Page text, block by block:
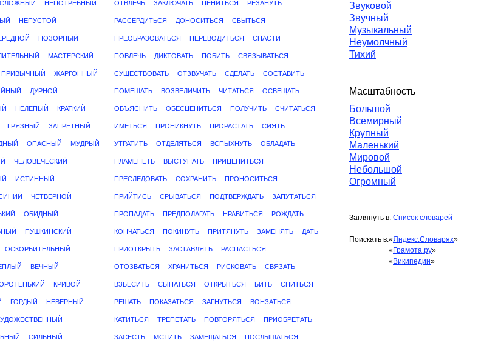
СЛОЖНЫЙ НЕПОТРЕБНЫЙ
НЕПУСТОЙ
ПОЗОРНЫЙ
МАСТЕРСКИЙ
ПРИВЫЧНЫЙ ЖАРГОННЫЙ
ДУРНОЙ
НЕЛЕПЫЙ КРАТКИЙ
ГРЯЗНЫЙ ЗАПРЕТНЫЙ
ОПАСНЫЙ МУДРЫЙ
ЧЕЛОВЕЧЕСКИЙ
ИСТИННЫЙ
ЧЕТВЕРНОЙ
ОБИДНЫЙ
ПУШКИНСКИЙ
ОСКОРБИТЕЛЬНЫЙ
ВЕЧНЫЙ
КРИВОЙ
ГОРДЫЙ НЕВЕРНЫЙ
СИЛЬНЫЙ
ОТВЛЕЧЬ ЗАКЛЮЧАТЬ ЦЕНИТЬСЯ РЕЗАНУТЬ
РАССЕРДИТЬСЯ ДОНОСИТЬСЯ СБЫТЬСЯ
ПРЕОБРАЗОВАТЬСЯ ПЕРЕВОДИТЬСЯ СПАСТИ
ПОВЛЕЧЬ ДИКТОВАТЬ ПОБИТЬ СВЯЗЫВАТЬСЯ
СУЩЕСТВОВАТЬ ОТЗВУЧАТЬ СДЕЛАТЬ СОСТАВИТЬ
ПОМЕШАТЬ ВОЗВЕЛИЧИТЬ ЧИТАТЬСЯ ОСВЕЩАТЬ
ОБЪЯСНИТЬ ОБЕСЦЕНИТЬСЯ ПОЛУЧИТЬ СЧИТАТЬСЯ
ИМЕТЬСЯ ПРОНИКНУТЬ ПРОРАСТАТЬ СИЯТЬ
УТРАТИТЬ ОТДЕЛЯТЬСЯ ВСПЫХНУТЬ ОБЛАДАТЬ
ПЛАМЕНЕТЬ ВЫСТУПАТЬ ПРИЦЕПИТЬСЯ
ПРЕСЛЕДОВАТЬ СОХРАНИТЬ ПРОНОСИТЬСЯ
ПРИЙТИСЬ СРЫВАТЬСЯ ПОДТВЕРЖДАТЬ ЗАПУТАТЬСЯ
ПРОПАДАТЬ ПРЕДПОЛАГАТЬ НРАВИТЬСЯ РОЖДАТЬ
КОНЧАТЬСЯ ПОКИНУТЬ ПРИТЯНУТЬ ЗАМЕНЯТЬ ДАТЬ
ПРИОТКРЫТЬ ЗАСТАВЛЯТЬ РАСПАСТЬСЯ
ОТОЗВАТЬСЯ ХРАНИТЬСЯ РИСКОВАТЬ СВЯЗАТЬ
ВЗБЕСИТЬ СЫПАТЬСЯ ОТКРЫТЬСЯ БИТЬ СНИТЬСЯ
РЕШАТЬ ПОКАЗАТЬСЯ ЗАГНУТЬСЯ ВОНЗАТЬСЯ
КАТИТЬСЯ ТРЕПЕТАТЬ ПОВТОРЯТЬСЯ ПРИОБРЕТАТЬ
ЗАСЕСТЬ МСТИТЬ ЗАМЕЩАТЬСЯ ПОСЛЫШАТЬСЯ
Звуковой
Звучный
Музыкальный
Неумолчный
Тихий
Масштабность
Большой
Всемирный
Крупный
Маленький
Мировой
Небольшой
Огромный
Заглянуть в: Список словарей
Поискать в:«Яндекс.Словарях»
« Грамота.ру»
« Википедии»